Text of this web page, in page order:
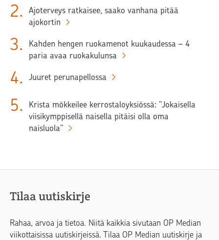
2.
Ajoterveys ratkaisee, saako vanhana pitää
ajokortin
3.
Kahden hengen ruokamenot kuukaudessa – 4
paria avaa ruokakulunsa
4. Juuret perunapellossa
5.
Krista mökkeilee kerrostaloyksiössä: ”Jokaisella
viisikymppisellä naisella pitäisi olla oma
naisluola”
Tilaa uutiskirje
Rahaa, arvoa ja tietoa. Niitä kaikkia sivutaan OP Median
viikottaisissa uutiskirjeissä. Tilaa OP Median uutiskirje ja